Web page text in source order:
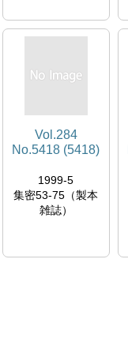
Vol.284
No.5418 (5418)
1999-5
集密53-75（製本
雑誌）